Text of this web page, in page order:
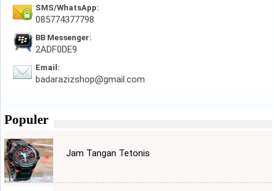
SMS/WhatsApp:
085774377798
BB Messenger:
2ADF0DE9
Email:
badarazizshop@gmail.com
Populer
Jam Tangan Tetonis